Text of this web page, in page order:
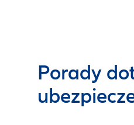
Porady